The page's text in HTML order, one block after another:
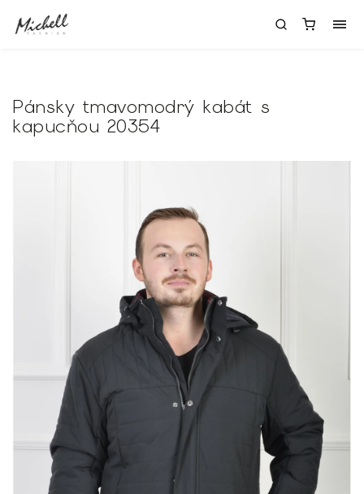
Pánsky tmavomodrý kabát s
kapucňou 20354